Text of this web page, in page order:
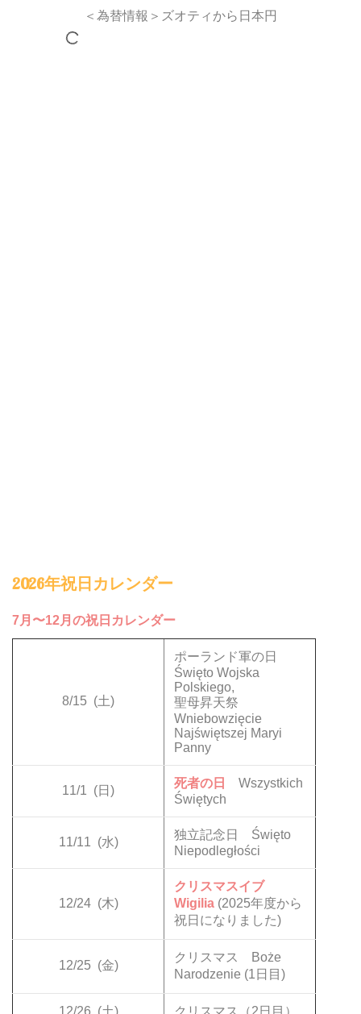
＜為替情報＞ズオティから日本円
2026年祝日カレンダー
7月〜12月の祝日カレンダー
8/15 (土)
ポーランド軍の日
Święto Wojska
Polskiego,
聖母昇天祭
Wniebowzięcie
Najświętszej Maryi
Panny
11/1 (日)
死者の日
Wszystkich
Świętych
11/11 (水)
独立記念日 Święto
Niepodległości
12/24 (木)
クリスマスイブ
Wigilia (2025年度から
祝日になりました)
12/25 (金)
クリスマス Boże
Narodzenie (1日目)
12/26 (土) クリスマス（2日目）